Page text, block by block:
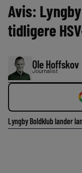
Avis:
tidligere
Ole Hoffskov
Journalist
Lyngby Boldklub lander